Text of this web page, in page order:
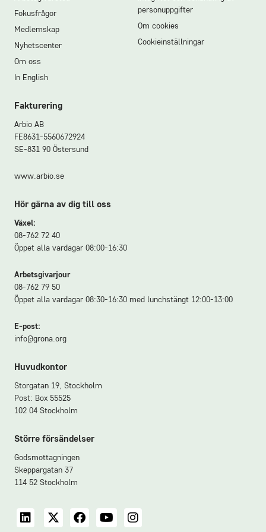
Fokusfrågor
Medlemskap
Nyhetscenter
Om oss
In English
personuppgifter
Om cookies
Cookieinställningar
Fakturering
Arbio AB
FE8631-5560672924
SE-831 90 Östersund
www.arbio.se
Hör gärna av dig till oss
Växel:
08-762 72 40
Öppet alla vardagar 08:00-16:30
Arbetsgivarjour
08-762 79 50
Öppet alla vardagar 08:30-16:30 med lunchstängt 12:00-13:00
E-post:
info@grona.org
Huvudkontor
Storgatan 19, Stockholm
Post: Box 55525
102 04 Stockholm
Större försändelser
Godsmottagningen
Skeppargatan 37
114 52 Stockholm
LinkedIn
X Facebook
YouTubeInstagram